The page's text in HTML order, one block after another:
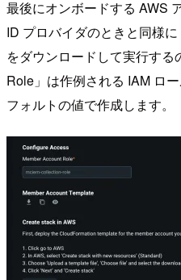
最後にオンボードする AWS
ID プロバイダのときと同様
をダウンロードして実行す
Role」は作例される IAM ロ
フォルトの値で作成します。